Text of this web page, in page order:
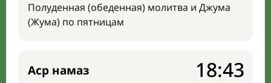
Полуденная (обеденная) молитва и Джума
(Жума) по пятницам
Аср намаз 18:43